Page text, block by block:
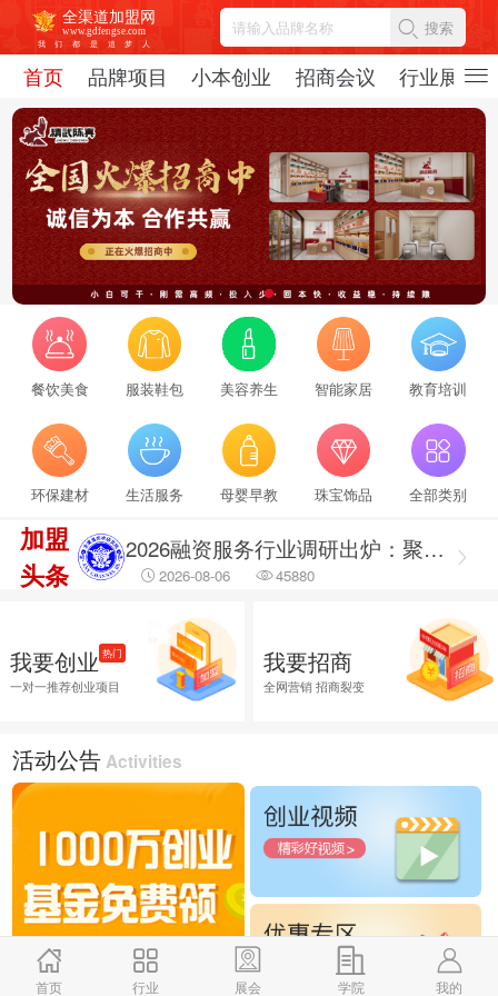
全渠道加盟网
www.gdfengse.com
我
们 都 是 追 梦 人
搜索
首页 品牌项目 小本创业 招商会议 行业展会
首页 行业 展会 学院 我的
餐饮美食 服装鞋包 美容养生 智能家居 教育培训
环保建材 生活服务 母婴早教 珠宝饰品 全部类别
加盟
头条
2026-08-06
2026招商服务风向标：盘点全国头部机构与实战派专家
2026-08-06 14789
2026融资服务行业调研出炉：聚焦合规治理 筑牢企业融资安全防线
2026-08-06 45880
2026融资服务行业调研：破解供需错位难题 提升企业融资落地效能
2026-08-06
2026企业招商外包服务首选推荐，全渠道商学研究院
我要创业 热门
一对一推荐创业项目
我要招商
全网营销 招商裂变
活动公告 Activities